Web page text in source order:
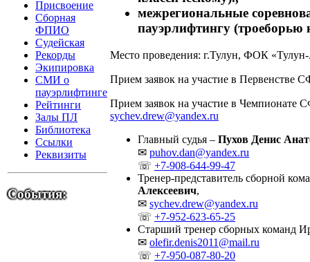
Присвоение
Сборная
ФПИО
Судейская
Рекорды
Экипировка
СМИ о
пауэрлифтинге
Рейтинги
Залы ПЛ
Библиотека
Ссылки
Реквизиты
События:
межрегиональные
пауэрлифтингу (троеборью
Место проведения: г.Тулун, ФОК
Прием заявок на участие в Первенстве
Прием заявок на участие в Чемпионате
sychev.drew@yandex.ru
Главный судья – Пухов Денис
✉ puhov.dan@yandex.ru
☏ +7-908-644-99-47
Тренер-представитель сборной
Алексеевич,
✉ sychev.drew@yandex.ru
☏ +7-952-623-65-25
Старший тренер сборных команд
✉ olefir.denis2011@mail.ru
☏ +7-950-087-80-20